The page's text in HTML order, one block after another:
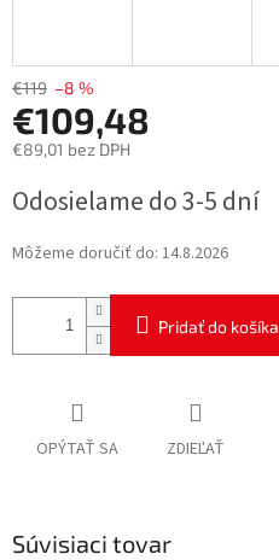
€119 –8 %
€109,48
€89,01 bez DPH
cena:
Odosielame do 3-5 dní
Môžeme doručiť do: 14.8.2026
Pridať do košíka
OPÝTAŤ SA ZDIEĽAŤ
Súvisiaci tovar